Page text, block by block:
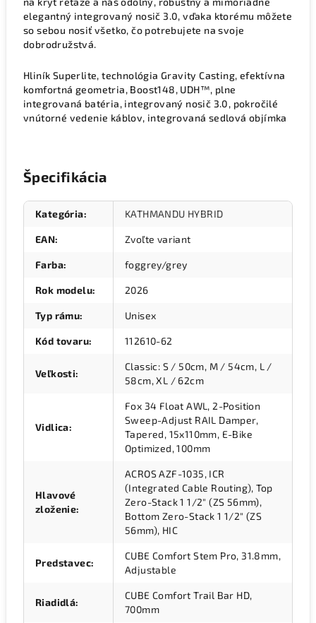
elegantný integrovaný nosič 3.0, vďaka ktorému môžete
so sebou nosiť všetko, čo potrebujete na svoje
dobrodružstvá.
Hliník Superlite, technológia Gravity Casting, efektívna
komfortná geometria, Boost148, UDH™, plne
integrovaná batéria, integrovaný nosič 3.0, pokročilé
vnútorné vedenie káblov, integrovaná sedlová objímka
Špecifikácia
Kategória: KATHMANDU HYBRID
EAN: Zvoľte variant
Farba: foggrey/grey
Rok modelu: 2026
Typ rámu: Unisex
Kód tovaru: 112610-62
Veľkosti:
Classic: S / 50cm, M / 54cm, L /
58cm, XL / 62cm
Vidlica:
Fox 34 Float AWL, 2-Position
Sweep-Adjust RAIL Damper,
Tapered, 15x110mm, E-Bike
Optimized, 100mm
Hlavové
zloženie:
ACROS AZF-1035, ICR
(Integrated Cable Routing), Top
Zero-Stack 1 1/2" (ZS 56mm),
Bottom Zero-Stack 1 1/2" (ZS
56mm), HIC
Predstavec:
CUBE Comfort Stem Pro, 31.8mm,
Adjustable
Riadidlá:
CUBE Comfort Trail Bar HD,
700mm